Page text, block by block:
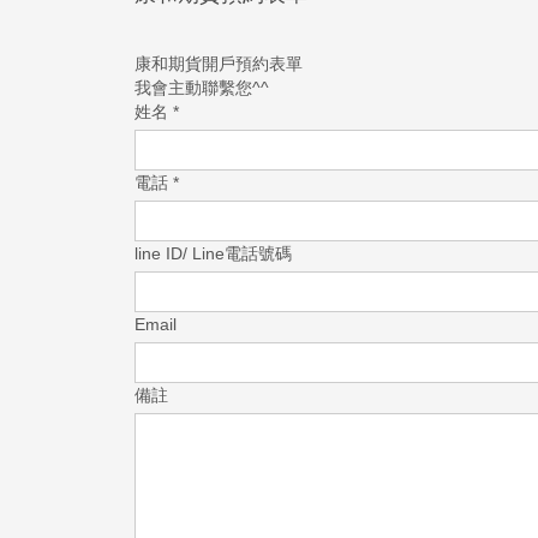
康和期貨開戶預約表單
我會主動聯繫您^^
姓名 *
電話 *
line ID/ Line電話號碼
Email
備註